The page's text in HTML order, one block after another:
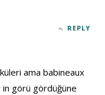
REPLY
ama babineaux
in görü gördüğüne